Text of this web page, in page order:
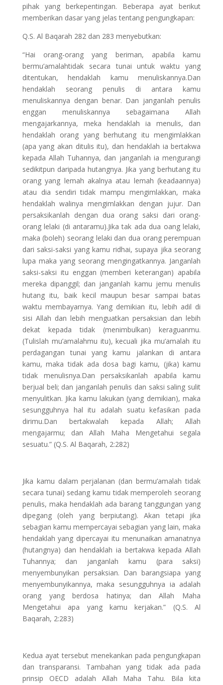
pihak yang berkepentingan. Beberapa ayat berikut
memberikan dasar yang jelas tentang pengungkapan:
Q.S. Al Baqarah 282 dan 283 menyebutkan:
“Hai orang-orang yang beriman, apabila kamu
bermu’amalahtidak secara tunai untuk waktu yang
ditentukan, hendaklah kamu menuliskannya.Dan
hendaklah seorang penulis di antara kamu
menuliskannya dengan benar. Dan janganlah penulis
enggan menuliskannya sebagaimana Allah
mengajarkannya, meka hendaklah ia menulis, dan
hendaklah orang yang berhutang itu mengimlakkan
(apa yang akan ditulis itu), dan hendaklah ia bertakwa
kepada Allah Tuhannya, dan janganlah ia mengurangi
sedikitpun daripada hutangnya. Jika yang berhutang itu
orang yang lemah akalnya atau lemah (keadaannya)
atau dia sendiri tidak mampu mengimlakkan, maka
hendaklah walinya mengimlakkan dengan jujur. Dan
persaksikanlah dengan dua orang saksi dari orang-
orang lelaki (di antaramu).Jika tak ada dua oang lelaki,
maka (boleh) seorang lelaki dan dua orang perempuan
dari saksi-saksi yang kamu ridhai, supaya jika seorang
lupa maka yang seorang mengingatkannya. Janganlah
saksi-saksi itu enggan (memberi keterangan) apabila
mereka dipanggil; dan janganlah kamu jemu menulis
hutang itu, baik kecil maupun besar sampai batas
waktu membayarnya. Yang demikian itu, lebih adil di
sisi Allah dan lebih menguatkan persaksian dan lebih
dekat kepada tidak (menimbulkan) keraguanmu.
(Tulislah mu’amalahmu itu), kecuali jika mu’amalah itu
perdagangan tunai yang kamu jalankan di antara
kamu, maka tidak ada dosa bagi kamu, (jika) kamu
tidak menulisnya.Dan persaksikanlah apabila kamu
berjual beli; dan janganlah penulis dan saksi saling sulit
menyulitkan. Jika kamu lakukan (yang demikian), maka
sesungguhnya hal itu adalah suatu kefasikan pada
dirimu.Dan bertakwalah kepada Allah; Allah
mengajarmu; dan Allah Maha Mengetahui segala
sesuatu.” (Q.S. Al Baqarah, 2:282)
Jika kamu dalam perjalanan (dan bermu’amalah tidak
secara tunai) sedang kamu tidak memperoleh seorang
penulis, maka hendaklah ada barang tanggungan yang
dipegang (oleh yang berpiutang). Akan tetapi jika
sebagian kamu mempercayai sebagian yang lain, maka
hendaklah yang dipercayai itu menunaikan amanatnya
(hutangnya) dan hendaklah ia bertakwa kepada Allah
Tuhannya; dan janganlah kamu (para saksi)
menyembunyikan persaksian. Dan barangsiapa yang
menyembunyikannya, maka sesungguhnya ia adalah
orang yang berdosa hatinya; dan Allah Maha
Mengetahui apa yang kamu kerjakan.” (Q.S. Al
Baqarah, 2:283)
Kedua ayat tersebut menekankan pada pengungkapan
dan transparansi. Tambahan yang tidak ada pada
prinsip OECD adalah Allah Maha Tahu. Bila kita